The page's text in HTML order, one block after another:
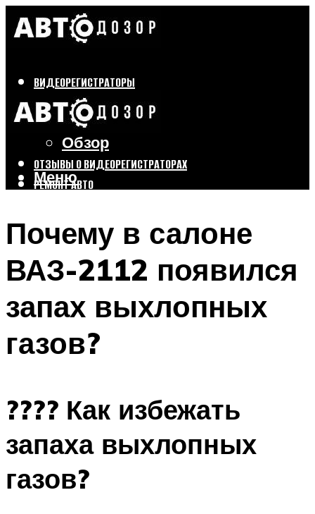
ВИДЕОРЕГИСТРАТОРЫ
Бренды
Выбор
Обзор
ОТЗЫВЫ О ВИДЕОРЕГИСТРАТОРАХ
РЕМОНТ АВТО
Меню
Почему в салоне
ВАЗ-2112 появился
запах выхлопных
газов?
???? Как избежать
запаха выхлопных
газов?